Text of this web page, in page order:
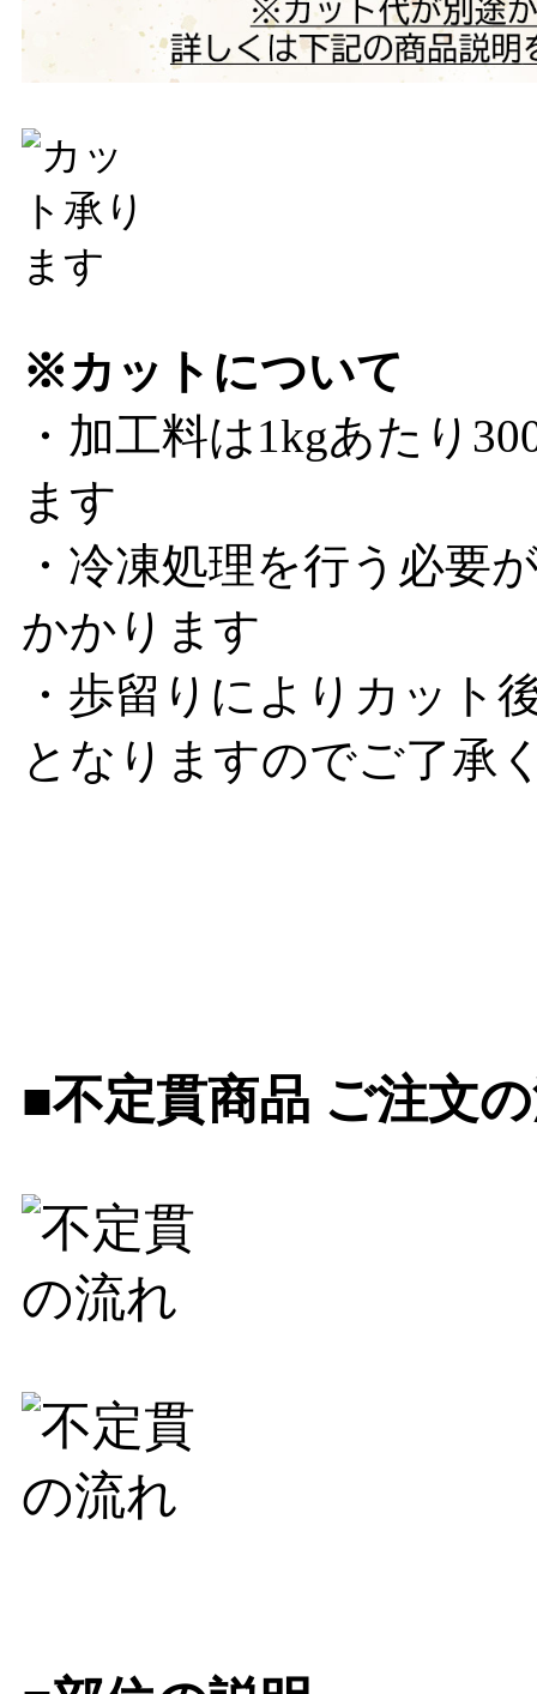
※カットについて
・加工料は1kgあたり
ます
・冷凍処理を行う必要
かかります
・歩留りによりカット
となりますのでご了承
■不定貫商品 ご注文